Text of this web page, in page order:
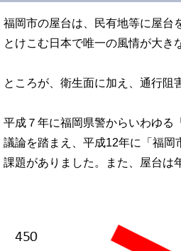
福岡市の屋台は、民有地等に屋台
とけこむ日本で唯一の風情が大き
ところが、衛生面に加え、通行阻
平成７年に福岡県警からいわゆる
議論を踏まえ、平成12年に「福
課題がありました。また、屋台は